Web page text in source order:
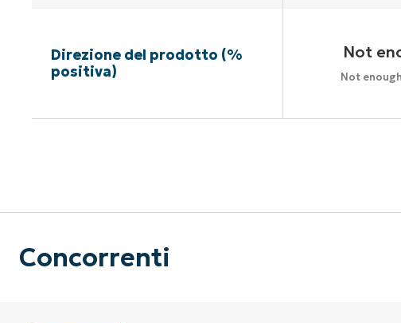
Direzione del prodotto (%
positiva)
Not
Not
Concorrenti